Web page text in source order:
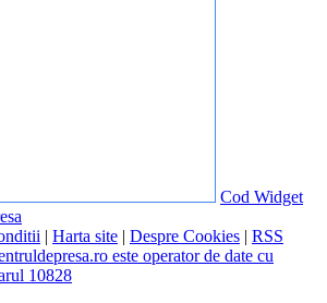
Cod Widget
| Harta site | Despre Cookies | RSS
este operator de date cu
10828